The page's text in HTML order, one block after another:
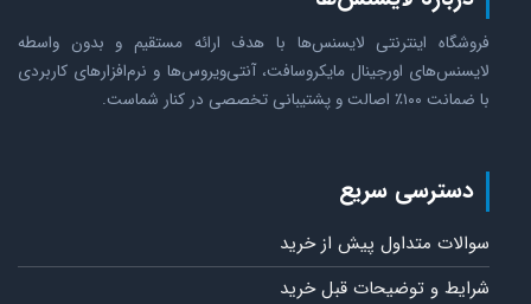
فروشگاه اینترنتی لایسنس‌ها با هدف ارائه مستقیم و بدون واسطه
لایسنس‌های اورجینال مایکروسافت، آنتی‌ویروس‌ها و نرم‌افزارهای کاربردی
با ضمانت ۱۰۰٪ اصالت و پشتیبانی تخصصی در کنار شماست.
دسترسی سریع
سوالات متداول پیش از خرید
شرایط و توضیحات قبل خرید